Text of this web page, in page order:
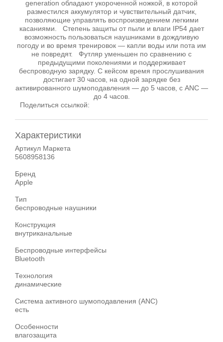
generation обладают укороченной ножкой, в которой
разместился аккумулятор и чувствительный датчик,
позволяющие управлять воспроизведением легкими
касаниями. Степень защиты от пыли и влаги IP54 дает
возможность пользоваться наушниками в дождливую
погоду и во время тренировок — капли воды или пота им
не повредят. Футляр уменьшен по сравнению с
предыдущими поколениями и поддерживает
беспроводную зарядку. С кейсом время прослушивания
достигает 30 часов, на одной зарядке без
активированного шумоподавления — до 5 часов, с ANC —
до 4 часов.
Поделиться ссылкой:
Характеристики
Артикул Маркета
5608958136
Бренд
Apple
Тип
беспроводные наушники
Конструкция
внутриканальные
Беспроводные интерфейсы
Bluetooth
Технология
динамические
Система активного шумоподавления (ANC)
есть
Особенности
влагозащита